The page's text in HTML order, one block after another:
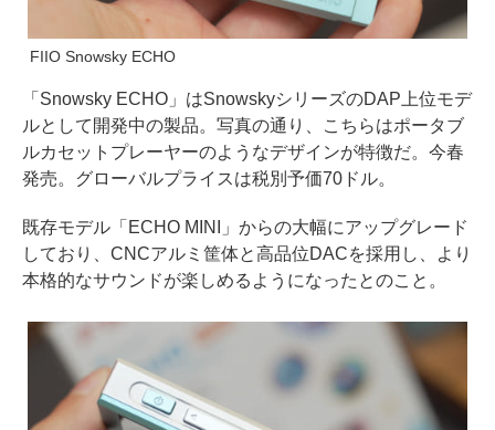
FIIO Snowsky ECHO
「Snowsky ECHO」はSnowskyシリーズのDAP上位モデ
ルとして開発中の製品。写真の通り、こちらはポータブ
ルカセットプレーヤーのようなデザインが特徴だ。今春
発売。グローバルプライスは税別予価70ドル。
既存モデル「ECHO MINI」からの大幅にアップグレード
しており、CNCアルミ筐体と高品位DACを採用し、より
本格的なサウンドが楽しめるようになったとのこと。